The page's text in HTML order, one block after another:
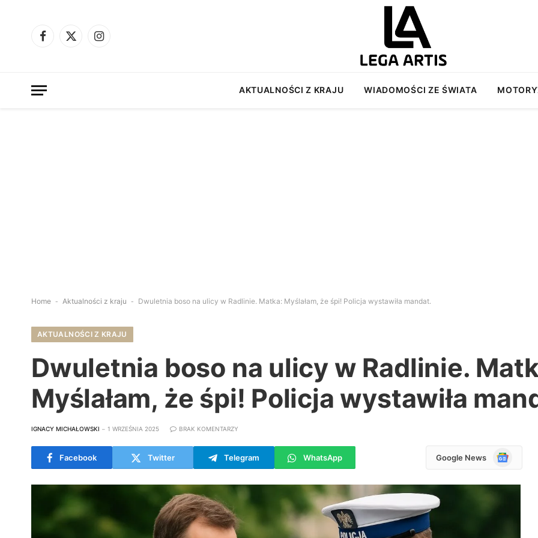
Facebook
X
Instagram
AKTUALNOŚCI Z KRAJU WIADOMOŚCI ZE ŚWIATA
Home - Aktualności z kraju - Dwuletnia boso na ulicy w Radlinie. Matka: Myślałam, że śpi! Policja wystawiła mandat.
AKTUALNOŚCI Z KRAJU
Dwuletnia boso na ulicy w Radlinie.
Myślałam, że śpi! Policja wystawiła
IGNACY MICHAŁOWSKI 1 WRZEŚNIA 2025 BRAK KOMENTARZY
Facebook Twitter Telegram WhatsApp Google News
Google